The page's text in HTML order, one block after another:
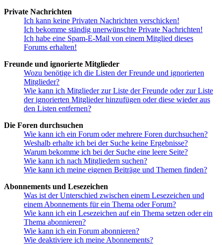
Private Nachrichten
Ich kann keine Privaten Nachrichten verschicken!
Ich bekomme ständig unerwünschte Private Nachrichten!
Ich habe eine Spam-E-Mail von einem Mitglied dieses
Forums erhalten!
Freunde und ignorierte Mitglieder
Wozu benötige ich die Listen der Freunde und ignorierten
Mitglieder?
Wie kann ich Mitglieder zur Liste der Freunde oder zur Liste
der ignorierten Mitglieder hinzufügen oder diese wieder aus
den Listen entfernen?
Die Foren durchsuchen
Wie kann ich ein Forum oder mehrere Foren durchsuchen?
Weshalb erhalte ich bei der Suche keine Ergebnisse?
Warum bekomme ich bei der Suche eine leere Seite?
Wie kann ich nach Mitgliedern suchen?
Wie kann ich meine eigenen Beiträge und Themen finden?
Abonnements und Lesezeichen
Was ist der Unterschied zwischen einem Lesezeichen und
einem Abonnements für ein Thema oder Forum?
Wie kann ich ein Lesezeichen auf ein Thema setzen oder ein
Thema abonnieren?
Wie kann ich ein Forum abonnieren?
Wie deaktiviere ich meine Abonnements?